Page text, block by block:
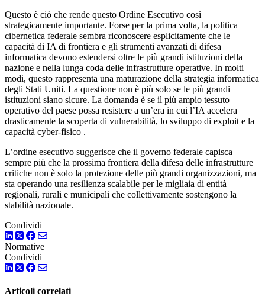
Questo è ciò che rende questo Ordine Esecutivo così
strategicamente importante. Forse per la prima volta, la politica
cibernetica federale sembra riconoscere esplicitamente che le
capacità di IA di frontiera e gli strumenti avanzati di difesa
informatica devono estendersi oltre le più grandi istituzioni della
nazione e nella lunga coda delle infrastrutture operative. In molti
modi, questo rappresenta una maturazione della strategia informatica
degli Stati Uniti. La questione non è più solo se le più grandi
istituzioni siano sicure. La domanda è se il più ampio tessuto
operativo del paese possa resistere a un’era in cui l’IA accelera
drasticamente la scoperta di vulnerabilità, lo sviluppo di exploit e la
capacità cyber-fisico .
L’ordine esecutivo suggerisce che il governo federale capisca
sempre più che la prossima frontiera della difesa delle infrastrutture
critiche non è solo la protezione delle più grandi organizzazioni, ma
sta operando una resilienza scalabile per le migliaia di entità
regionali, rurali e municipali che collettivamente sostengono la
stabilità nazionale.
Condividi
LinkedIn
TwitterFacebook
Normative
Condividi
LinkedIn
TwitterFacebook
Articoli correlati